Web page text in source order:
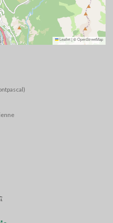
Leaflet|©OpenStreetMap